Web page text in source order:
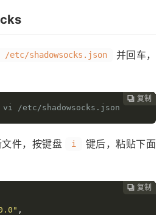
etc/shadowsocks.json
并回车，
 复制
 复制
 复制
 复制
 复制
 复制
 复制
 复制
vi /etc/shadowsocks.json
文件，按键盘 i
键后，粘贴下面
 复制
 复制
 复制
 复制
 复制
 复制
 复制
,